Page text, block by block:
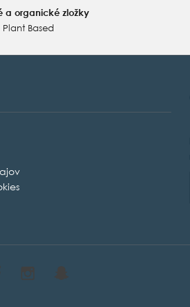
a organické zložky
Plant Based